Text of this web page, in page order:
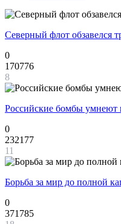
Северный флот обзавелся
0
170776
8
Российские бомбы умнеют
0
232177
11
Борьба за мир до полной
0
371785